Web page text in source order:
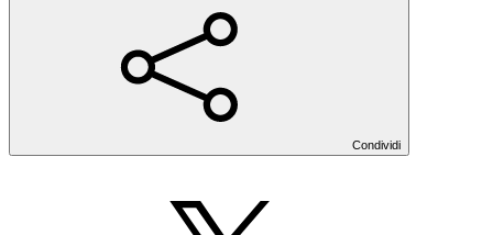
Condividi